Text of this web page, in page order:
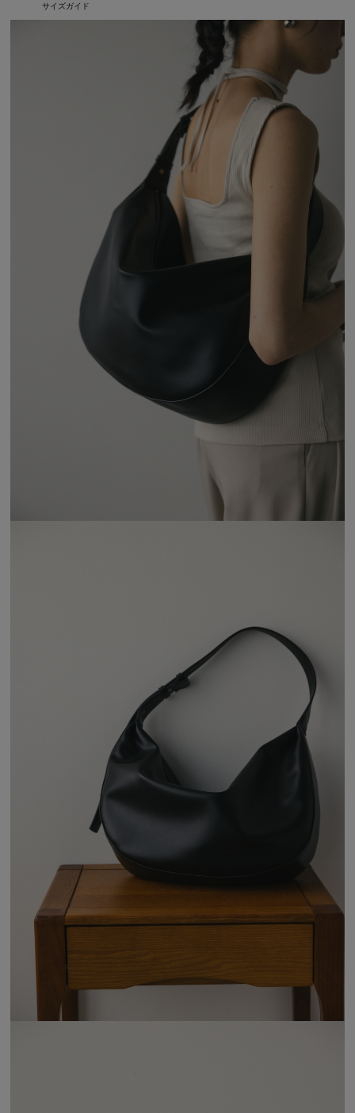
サイズガイド